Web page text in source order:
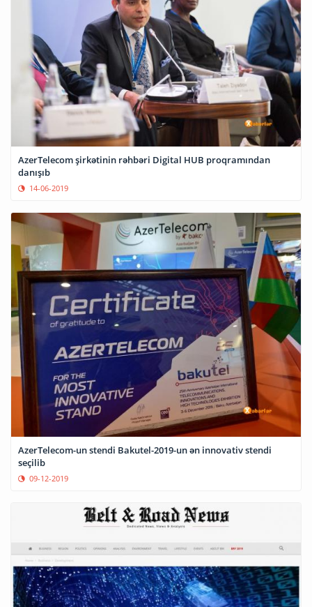
AzerTelecom şirkətinin rəhbəri Digital HUB proqramından
danışıb
14-06-2019
AzerTelecom-un stendi Bakutel-2019-un ən innovativ stendi
seçilib
09-12-2019